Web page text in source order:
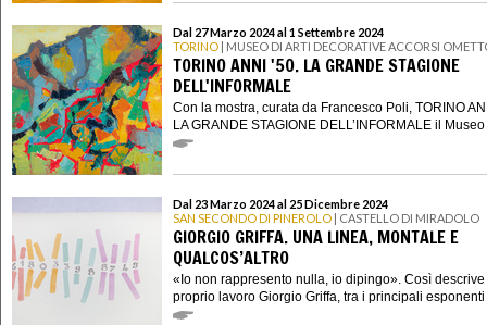
Dal 27 Marzo 2024 al 1 Settembre 2024
TORINO | MUSEO DI ARTI DECORATIVE ACCORSI
TORINO ANNI '50. LA GRANDE STAGIONE
DELL'INFORMALE
Con la mostra, curata da Francesco Poli, TORINO
LA GRANDE STAGIONE DELL’INFORMALE il
Dal 23 Marzo 2024 al 25 Dicembre 2024
SAN SECONDO DI PINEROLO | CASTELLO DI MIRADOLO
GIORGIO GRIFFA. UNA LINEA, MONTALE E
QUALCOS’ALTRO
«Io non rappresento nulla, io dipingo». Così
proprio lavoro Giorgio Griffa, tra i principali